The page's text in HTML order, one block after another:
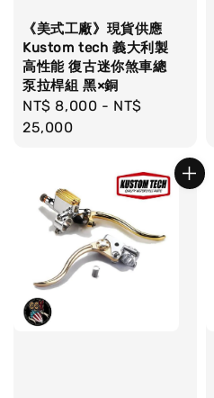
《美式工廠》現貨供應
Kustom tech 義大利製
高性能 復古迷你煞車總
泵拉桿組 黑×銅
Regular
price
NT$ 8,000 - NT$
25,000